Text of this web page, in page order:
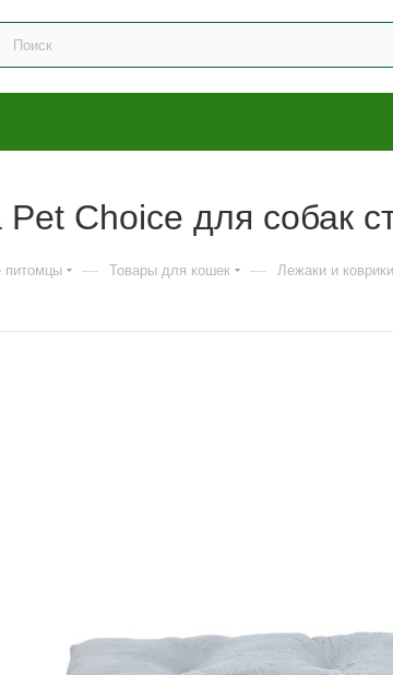
Choice для собак
питомцы — Товары для кошек — Лежаки и